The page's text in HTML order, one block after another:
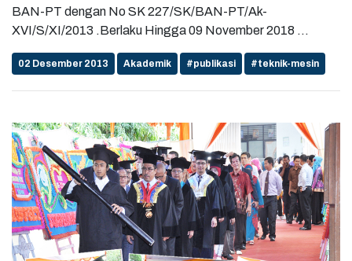
BAN-PT dengan No SK 227/SK/BAN-PT/Ak-
XVI/S/XI/2013 .Berlaku Hingga 09 November 2018 ...
02 Desember 2013 Akademik #publikasi #teknik-mesin